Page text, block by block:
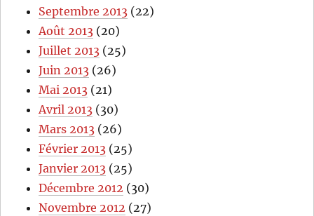
Septembre 2013 (22)
Août 2013 (20)
Juillet 2013 (25)
Juin 2013 (26)
Mai 2013 (21)
Avril 2013 (30)
Mars 2013 (26)
Février 2013 (25)
Janvier 2013 (25)
Décembre 2012 (30)
Novembre 2012 (27)